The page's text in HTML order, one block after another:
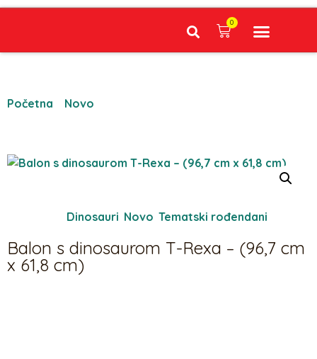
0
Početna Novo
Dinosauri Novo Tematski rođendani
Balon s dinosaurom T-Rexa – (96,7 cm
x 61,8 cm)